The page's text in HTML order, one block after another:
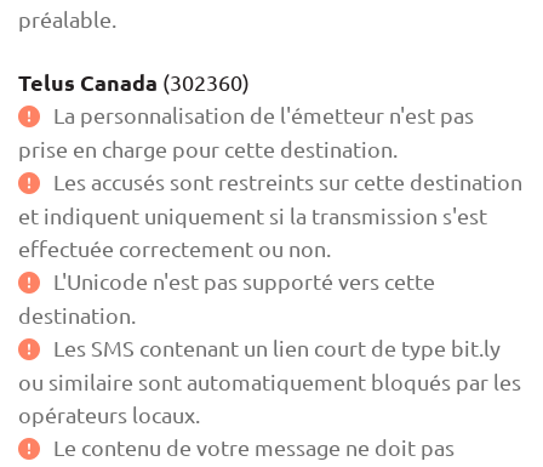
préalable.
Telus Canada (302360)
La personnalisation de l'émetteur n'est pas
prise en charge pour cette destination.
Les accusés sont restreints sur cette destination
et indiquent uniquement si la transmission s'est
effectuée correctement ou non.
L'Unicode n'est pas supporté vers cette
destination.
Les SMS contenant un lien court de type bit.ly
ou similaire sont automatiquement bloqués par les
opérateurs locaux.
Le contenu de votre message ne doit pas